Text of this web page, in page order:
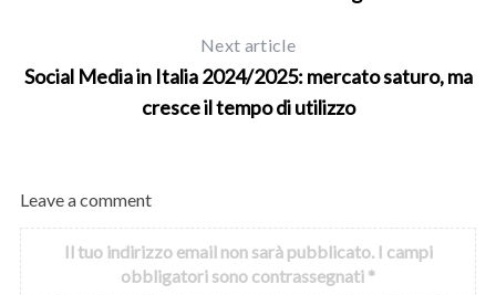
Next article
Social Media in Italia 2024/2025: mercato saturo, ma
cresce il tempo di utilizzo
Leave a comment
Il tuo indirizzo email non sarà pubblicato. I campi
obbligatori sono contrassegnati *